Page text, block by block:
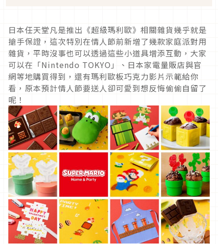
日本任天堂凡是推出《超級瑪利歐》相關雜貨幾乎就是
搶手保證，這次特別在情人節前新增了幾款家庭派對用
雜貨，平時沒事也可以透過這些小道具增添互動，大家
可以在「Nintendo TOKYO」、日本家電量販店與官
網等地購買得到，還有瑪利歐板巧克力影片示範給你
看，原本預計情人節要送人卻可愛到想反悔偷偷自留了
呢！